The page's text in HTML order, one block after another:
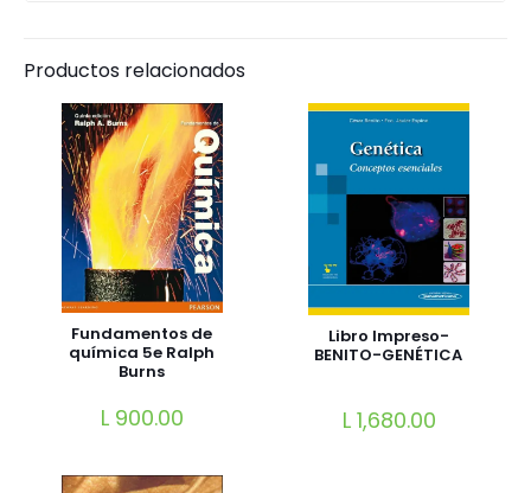
Productos relacionados
Fundamentos de
química 5e Ralph
Burns
L900.00
Libro Impreso-
BENITO-GENÉTICA
L1,680.00